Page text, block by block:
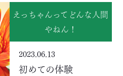
えっちゃんってどんな人間
やねん！
2023.06.13
初めての体験